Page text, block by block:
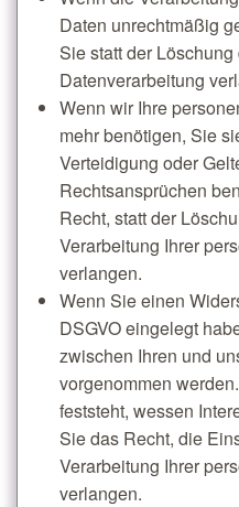
Daten unrechtmäßig
Sie statt der
Datenverarbeitung
Wenn wir Ihre
mehr benötigen, Sie
Verteidigung oder
Rechtsansprüchen
Recht, statt der
Verarbeitung Ihrer
verlangen.
Wenn Sie einen
DSGVO eingelegt
zwischen Ihren und
vorgenommen
feststeht, wessen
Sie das Recht, die
Verarbeitung Ihrer
verlangen.